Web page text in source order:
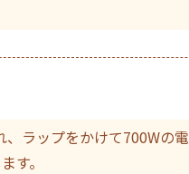
ラップをかけて700Wの電
す。